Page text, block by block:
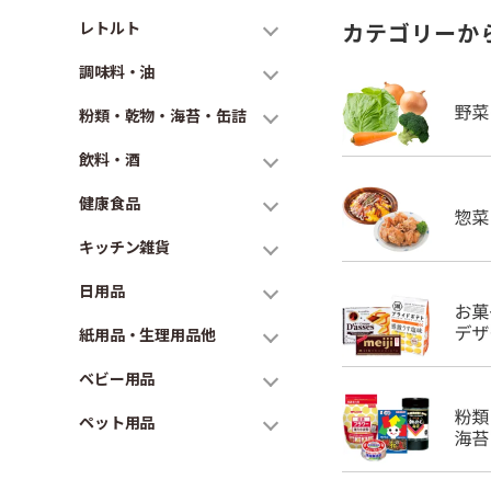
レトルト
調味料・油
粉類・乾物・海苔・缶詰
飲料・酒
健康食品
キッチン雑貨
日用品
紙用品・生理用品他
ベビー用品
ペット用品
カテゴリーか